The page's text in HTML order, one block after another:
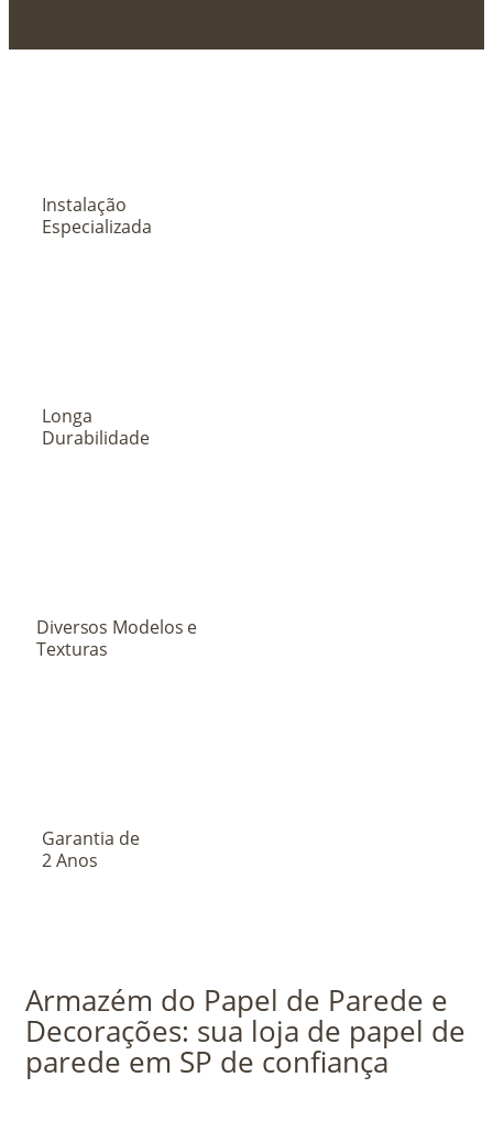
Instalação
Especializada
Longa
Durabilidade
Diversos Modelos e
Texturas
Garantia de
2 Anos
Armazém do Papel de Parede e
Decorações: sua loja de papel de
parede em SP de confiança